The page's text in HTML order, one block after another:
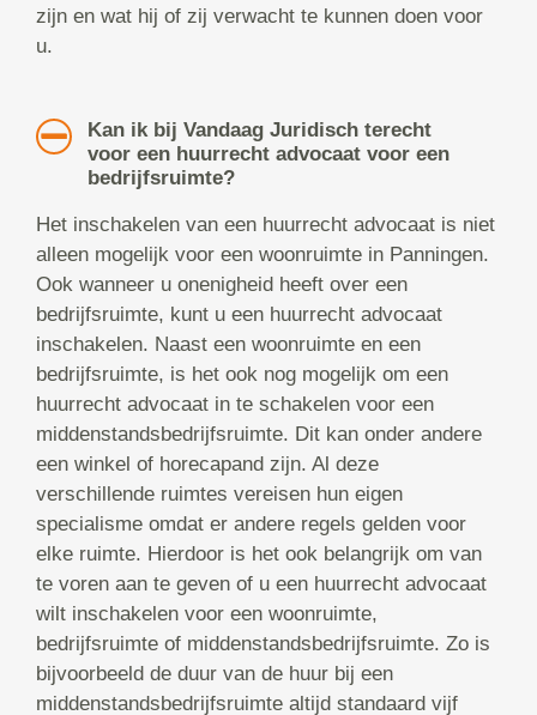
zijn en wat hij of zij verwacht te kunnen doen voor
u.
Kan ik bij Vandaag Juridisch terecht
voor een huurrecht advocaat voor een
bedrijfsruimte?
Het inschakelen van een huurrecht advocaat is niet
alleen mogelijk voor een woonruimte in Panningen.
Ook wanneer u onenigheid heeft over een
bedrijfsruimte, kunt u een huurrecht advocaat
inschakelen. Naast een woonruimte en een
bedrijfsruimte, is het ook nog mogelijk om een
huurrecht advocaat in te schakelen voor een
middenstandsbedrijfsruimte. Dit kan onder andere
een winkel of horecapand zijn. Al deze
verschillende ruimtes vereisen hun eigen
specialisme omdat er andere regels gelden voor
elke ruimte. Hierdoor is het ook belangrijk om van
te voren aan te geven of u een huurrecht advocaat
wilt inschakelen voor een woonruimte,
bedrijfsruimte of middenstandsbedrijfsruimte. Zo is
bijvoorbeeld de duur van de huur bij een
middenstandsbedrijfsruimte altijd standaard vijf